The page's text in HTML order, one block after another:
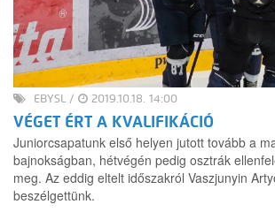
EBYSL / 2019.10.18. 14:00
VÉGET ÉRT A KVALIFIKÁCIÓ
Juniorcsapatunk első helyen jutott tovább a
bajnokságban, hétvégén pedig osztrák
meg. Az eddig eltelt időszakról Vaszjunyin
beszélgettünk.